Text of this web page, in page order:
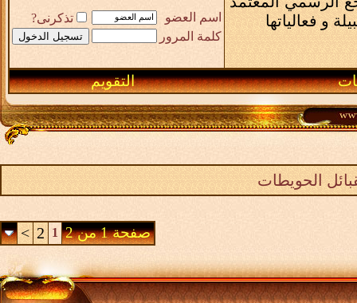
و فعالياتها
اسم العضو
تذكرنى?
كلمة المرور
التقويم
الحويطات
صفحة 1 من 2 1
2
>